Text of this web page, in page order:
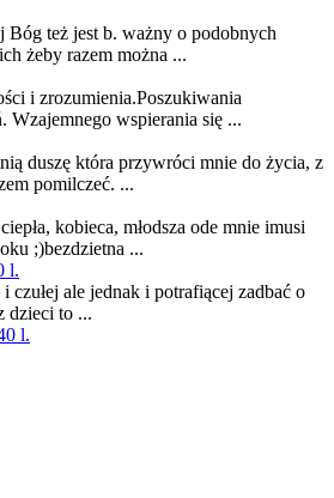
Bóg też jest b. ważny o podobnych
żeby razem można ...
i zrozumienia.Poszukiwania
Wzajemnego wspierania się ...
duszę która przywróci mnie do życia, z
pomilczeć. ...
kobieca, młodsza ode mnie imusi
;)bezdzietna ...
l.
czułej ale jednak i potrafiącej zadbać o
dzieci to ...
l.